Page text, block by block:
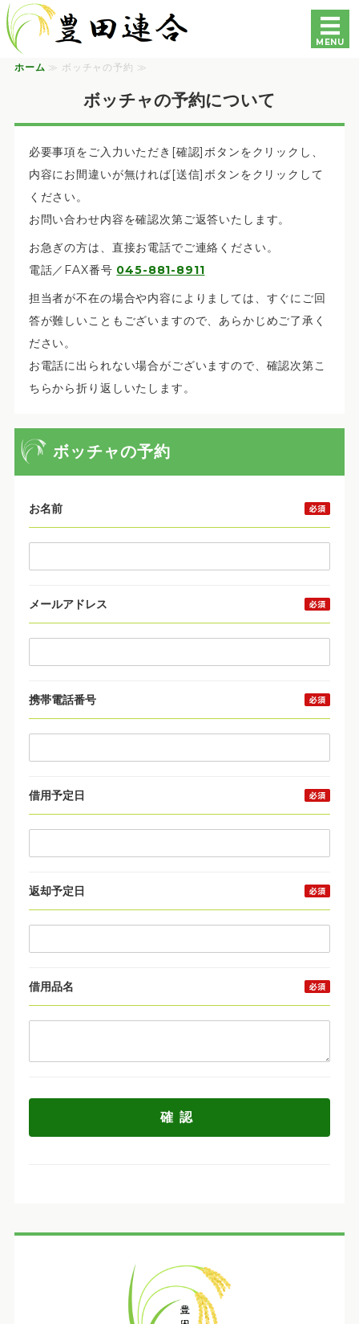
豊田連合町内会自治会
MENU
ホーム
豊田地区専門部会の紹介
各種資料
ホーム ≫ ボッチャの予約 ≫
ボッチャの予約について
必要事項をご入力いただき[確認]ボタンをクリックし、
内容にお間違いが無ければ[送信]ボタンをクリックして
ください。
お問い合わせ内容を確認次第ご返答いたします。
お急ぎの方は、直接お電話でご連絡ください。
電話／FAX番号 045-881-8911
担当者が不在の場合や内容によりましては、すぐにご回
答が難しいこともございますので、あらかじめご了承く
ださい。
お電話に出られない場合がございますので、確認次第こ
ちらから折り返しいたします。
ボッチャの予約
お名前
メールアドレス
携帯電話番号
借用予定日
返却予定日
借用品名